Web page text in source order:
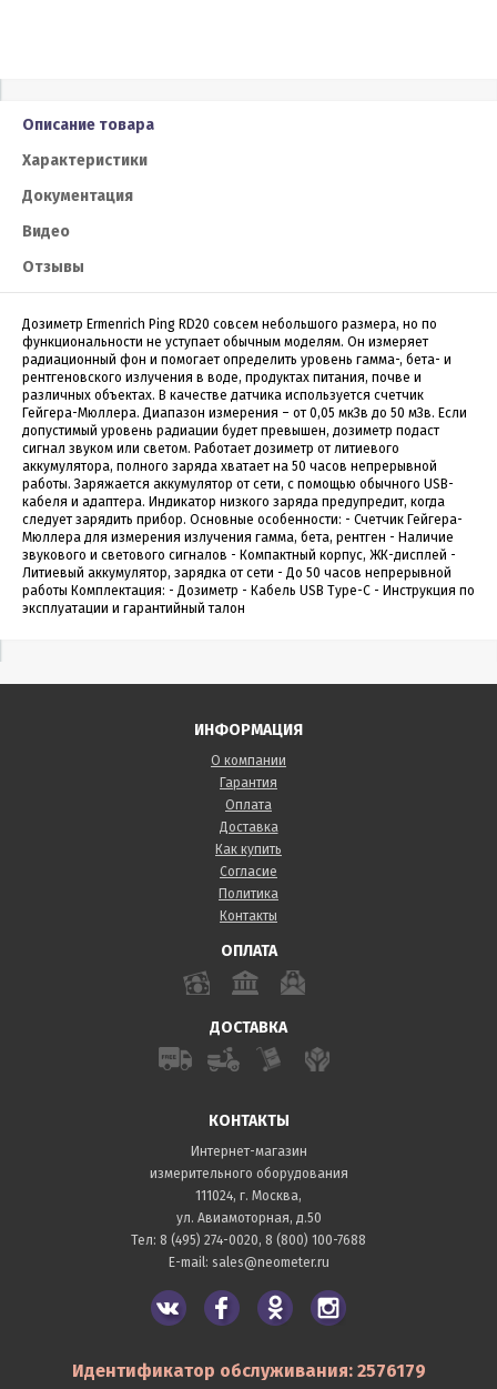
Описание товара
Характеристики
Документация
Видео
Отзывы
Дозиметр Ermenrich Ping RD20 совсем небольшого размера, но по
функциональности не уступает обычным моделям. Он измеряет
радиационный фон и помогает определить уровень гамма-, бета- и
рентгеновского излучения в воде, продуктах питания, почве и
различных объектах. В качестве датчика используется счетчик
Гейгера-Мюллера. Диапазон измерения – от 0,05 мкЗв до 50 мЗв. Если
допустимый уровень радиации будет превышен, дозиметр подаст
сигнал звуком или светом. Работает дозиметр от литиевого
аккумулятора, полного заряда хватает на 50 часов непрерывной
работы. Заряжается аккумулятор от сети, с помощью обычного USB-
кабеля и адаптера. Индикатор низкого заряда предупредит, когда
следует зарядить прибор. Основные особенности: - Счетчик Гейгера-
Мюллера для измерения излучения гамма, бета, рентген - Наличие
звукового и светового сигналов - Компактный корпус, ЖК-дисплей -
Литиевый аккумулятор, зарядка от сети - До 50 часов непрерывной
работы Комплектация: - Дозиметр - Кабель USB Type-C - Инструкция по
эксплуатации и гарантийный талон
ИНФОРМАЦИЯ
О компании
Гарантия
Оплата
Доставка
Как купить
Согласие
Политика
Контакты
ОПЛАТА
ДОСТАВКА
КОНТАКТЫ
Интернет-магазин
измерительного оборудования
111024, г. Москва,
ул. Авиамоторная, д.50
Тел: 8 (495) 274-0020, 8 (800) 100-7688
E-mail: sales@neometer.ru
Идентификатор обслуживания: 2576179